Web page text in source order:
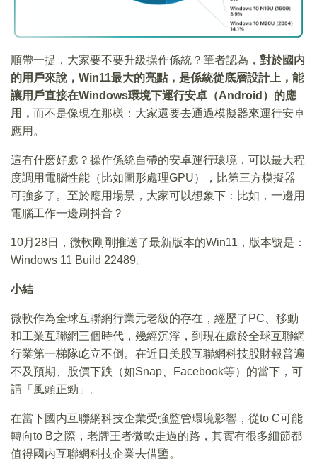
順帶一提，大家要不要升級操作係統？筆者認為， 對於國内
的用戶來說，Win11最大的亮點，是係統從底層設計上，能
讓用戶直接在Windows環境下運行安卓（Android）的應
用， 而不是像現在那樣：大家還要去通過模擬器來運行安卓
應用。
這有什麽好處？操作係統自帶的安卓運行環境，可以最大程
度調用電腦性能（比如圖形處理GPU），比第三方模擬器
可強多了。至於應用場景，大家可以想象下：比如，一邊用
電腦工作一邊刷抖音？
10月28日，微軟剛剛推送了最新版本的Win11，版本號是：
Windows 11 Build 22489。
小結
微軟作為全球互聯網行業元老級的存在，經歷了PC、移動
和工業互聯網三個時代，幾經沉浮，到現在處於全球互聯網
行業第一梯隊屹立不倒。在近日美股互聯網科技股財報普遍
不及預期、股價下跌（如Snap、Facebook等）的當下，可
謂「風頭正勁」。
在當下國内互聯網科技企業受強監管環境影響，從to C可能
轉向to B之際，老牌王者微軟走過的路，其實有很多細節都
值得國内互聯網科技企業去借鑒。